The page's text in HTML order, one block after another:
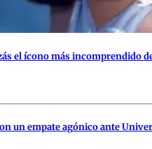
el ícono más incomprendido
un empate agónico ante